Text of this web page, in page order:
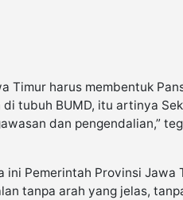
Timur harus membentuk
tubuh BUMD, itu artinya
dan pengendalian,”
ini Pemerintah Provinsi Jawa
tanpa arah yang jelas,